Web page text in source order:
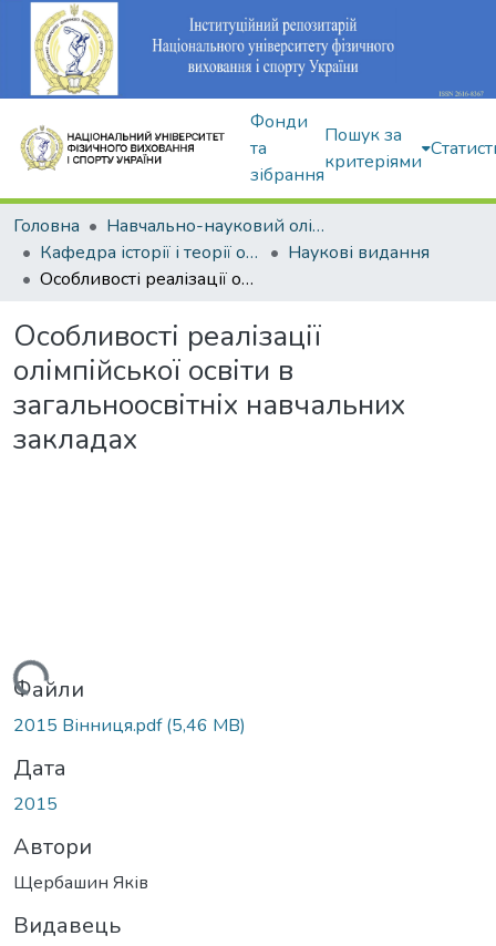
Фонди
та
зібрання
Пошук за
критеріями
Головна
Навчально-науковий олімпійський інститут
Кафедра історії і теорії олімпійського спорту
Наукові видання
Особливості реалізації олімпійської освіти в загальноосвітніх навчальних закладах
Особливості реалізації
олімпійської освіти в
загальноосвітніх навчальних
закладах
Файли
2015 Вінниця.pdf(5,46 MB)
Дата
2015
Автори
Щербашин Яків
Видавець